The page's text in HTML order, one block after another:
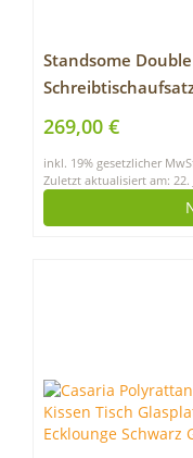
Standsome
ergonomisches
Arbeitsplatz aus
269,00 €
inkl. 19% gesetzlicher
Zuletzt aktualisiert am: 22.